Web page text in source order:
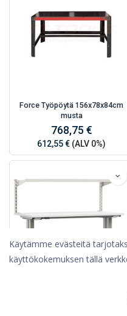
Force Työpöytä 156x78x84cm
musta
768,75 €
612,55 € (ALV 0%)
Käytämme evästeitä
käyttökokemuksen tällä